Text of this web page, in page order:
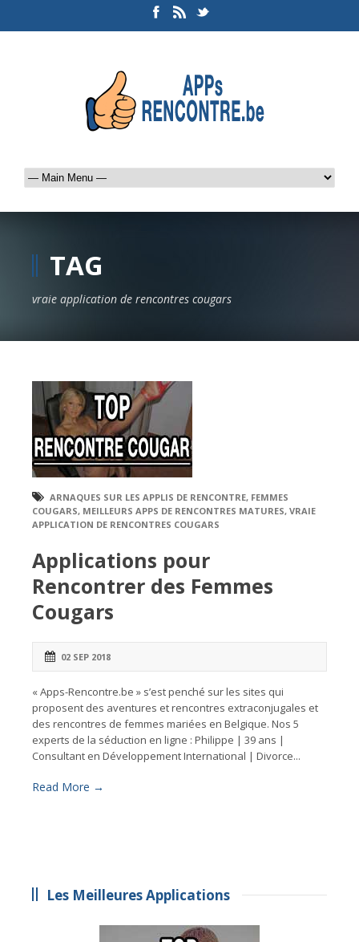
TAG
vraie application de rencontres cougars
ARNAQUES SUR LES APPLIS DE RENCONTRE, FEMMES
COUGARS, MEILLEURS APPS DE RENCONTRES MATURES, VRAIE
APPLICATION DE RENCONTRES COUGARS
Applications pour
Rencontrer des Femmes
Cougars
02 SEP 2018
« Apps-Rencontre.be » s’est penché sur les sites qui
proposent des aventures et rencontres extraconjugales et
des rencontres de femmes mariées en Belgique. Nos 5
experts de la séduction en ligne : Philippe | 39 ans |
Consultant en Développement International | Divorce...
Read More →
Les Meilleures Applications